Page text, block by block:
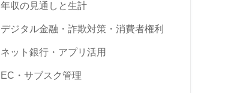
年収の見通しと生計
デジタル金融・詐欺対策・消費者権利
ネット銀行・アプリ活用
EC・サブスク管理